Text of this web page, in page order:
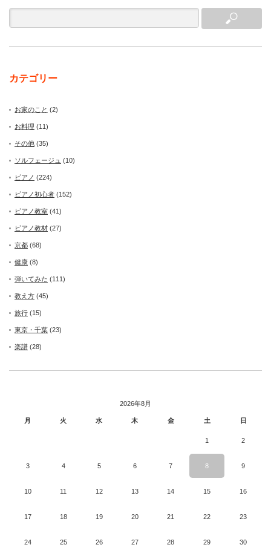
カテゴリー
お家のこと (2)
お料理 (11)
その他 (35)
ソルフェージュ (10)
ピアノ (224)
ピアノ初心者 (152)
ピアノ教室 (41)
ピアノ教材 (27)
京都 (68)
健康 (8)
弾いてみた (111)
教え方 (45)
旅行 (15)
東京・千葉 (23)
楽譜 (28)
2026年8月
月 火 水 木 金 土 日
1 2
3 4 5 6 7 8 9
10 11 12 13 14 15 16
17 18 19 20 21 22 23
24 25 26 27 28 29 30